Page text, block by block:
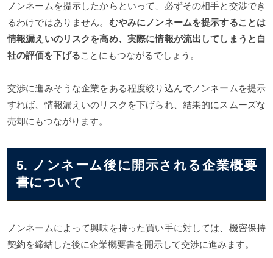
ノンネームを提示したからといって、必ずその相手と交渉でき
るわけではありません。 むやみにノンネームを提示することは
情報漏えいのリスクを高め、実際に情報が流出してしまうと自
社の評価を下げることにもつながるでしょう。
交渉に進みそうな企業をある程度絞り込んでノンネームを提示
すれば、情報漏えいのリスクを下げられ、結果的にスムーズな
売却にもつながります。
5. ノンネーム後に開示される企業概要
書について
ノンネームによって興味を持った買い手に対しては、機密保持
契約を締結した後に企業概要書を開示して交渉に進みます。